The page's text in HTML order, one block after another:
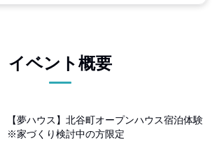
イベント概要
【夢ハウス】北谷町オープンハウス宿泊体験
※家づくり検討中の方限定